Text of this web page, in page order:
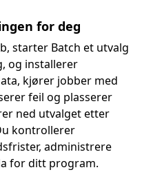
for deg
starter Batch et utvalg
og installerer
kjører jobber med
feil og plasserer
ned utvalget etter
kontrollerer
administrere
for ditt program.